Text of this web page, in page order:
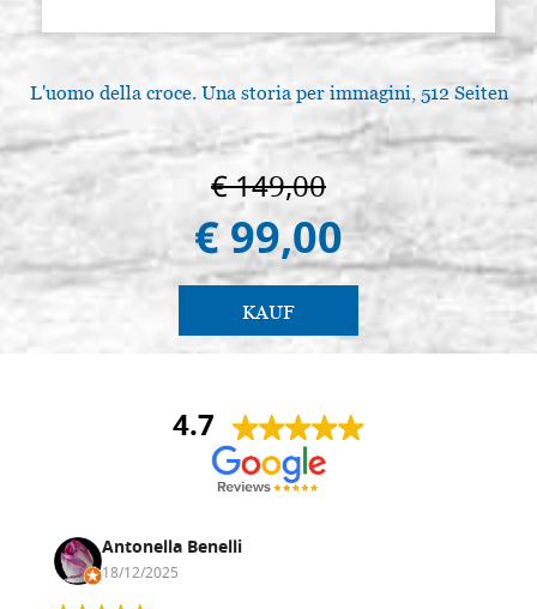
L'uomo della croce. Una storia per immagini, 512 Seiten
€ 149,00
€ 99,00
KAUF
4.7
Antonella Benelli
18/12/2025